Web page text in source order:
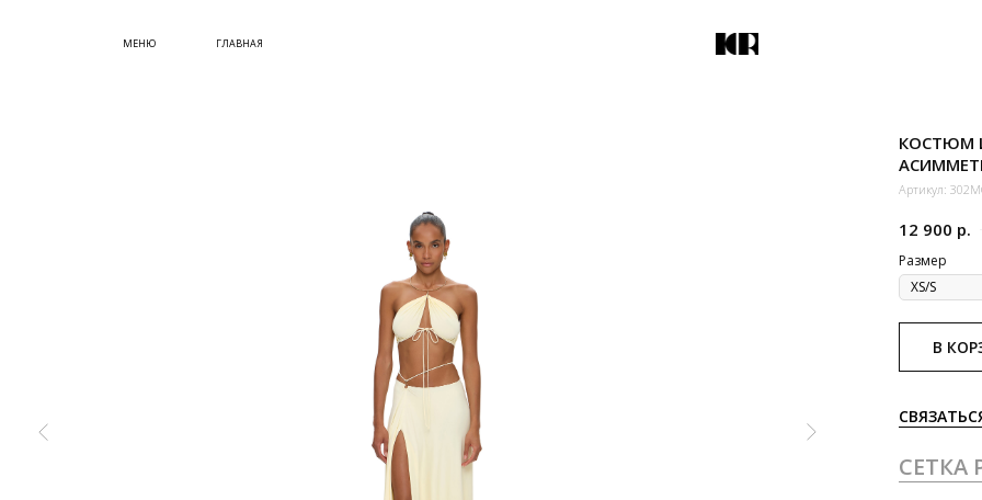
МЕНЮ ГЛАВНАЯ
ОБУВЬ
КОСТЮМ
Артикул:
12 900 р.
Размер
В
СЕТКА